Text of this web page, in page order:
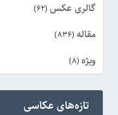
گالری عکس (62)
مقاله (836)
ویژه (8)
تازه‌های عکاسی